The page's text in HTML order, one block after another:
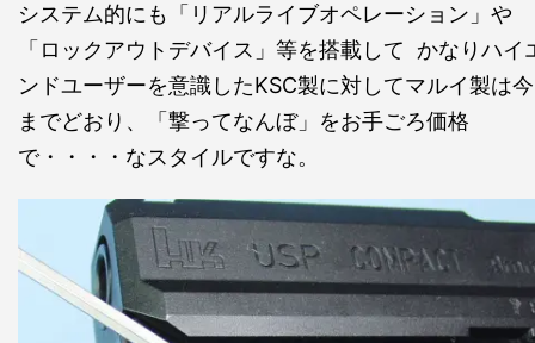
システム的にも「リアルライブオペレーション」や
「ロックアウトデバイス」等を搭載して かなりハイ
ンドユーザーを意識したKSC製に対してマルイ製は今
までどおり、「撃ってなんぼ」をお手ごろ価格
で・・・・なスタイルですな。